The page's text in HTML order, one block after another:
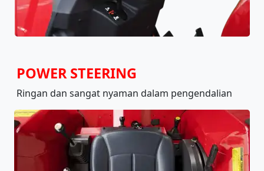
POWER STEERING
Ringan dan sangat nyaman dalam pengendalian